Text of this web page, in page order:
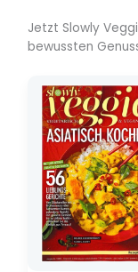
Jetzt Slowly
bewussten
war:
ist: